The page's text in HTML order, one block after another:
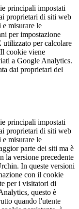
principali impostati
proprietari di siti web
misurare le
per impostazione
utilizzato per calcolare
cookie viene
a Google Analytics.
dai proprietari del
principali impostati
proprietari di siti web
misurare le
parte dei siti ma è
la versione precedente
In queste versioni
con il cookie
per i visitatori di
questo è
quando l'utente